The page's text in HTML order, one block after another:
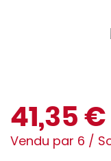
41,35
Vendu par 6 /